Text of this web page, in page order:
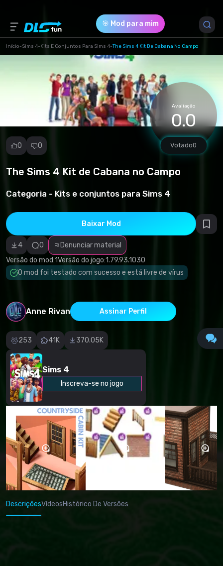
🎯 Mod para mim
Início-Sims 4-Kits E Conjuntos Para Sims 4-The Sims 4 Kit De Cabana No Campo
Avaliação
0.0
Votado0
0 0
The Sims 4 Kit de Cabana no Campo
Categoria - Kits e conjuntos para Sims 4
Baixar Mod
4 0
Denunciar material
Versão do mod:1Versão do jogo:1.79.93.1030
O mod foi testado com sucesso e está livre de vírus
Anne Rivan Assinar Perfil
253 41K 370.05K
Sims 4
Inscreva-se no jogo
Denunciar
incorreta
Software
malicioso/vírus
Conteúdo não
funcional
Descrição
DescriçõesVídeosHistórico De Versões
Versão do Jogo *
1.79.93.1030
(35683d96c6c57775d88f8d6ca31473c6.package)
Download (52.47 Mb)